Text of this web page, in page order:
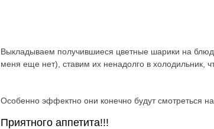
Выкладываем получившиеся цветные шарики на
меня еще нет), ставим их ненадолго в холодильник,
Особенно эффектно они конечно будут смотреться
Приятного аппетита!!!